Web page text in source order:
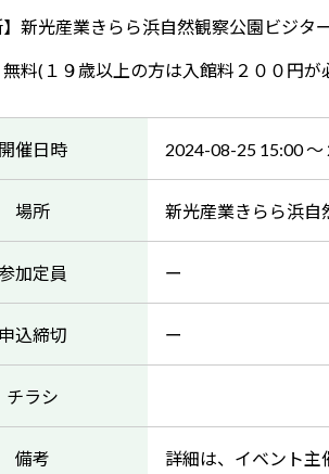
】新光産業きらら浜自然観察公園ビジタ
無料(１９歳以上の方は入館料２００円が
開催日時 2024-08-25 15:00
場所 新光産業きらら浜自
加定員 ー
申込締切 ー
チラシ
備考 詳細は、イベント主